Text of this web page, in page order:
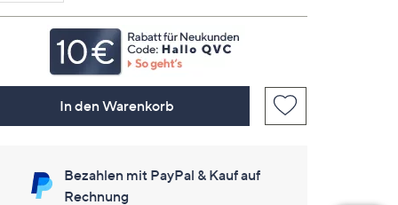
Seite.
In den Warenkorb
Bezahlen mit PayPal & Kauf auf
Rechnung